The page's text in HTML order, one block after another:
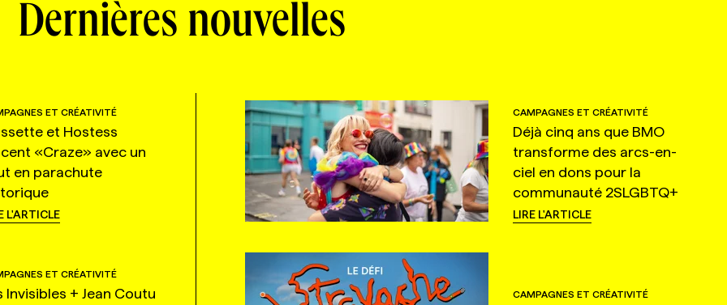
Dernières nouvelles
ET CRÉATIVITÉ
et Hostess
«Craze» avec un
en parachute
L'ARTICLE
CAMPAGNES ET CRÉATIVITÉ
Déjà cinq ans que BMO
transforme des arcs-en-
ciel en dons pour la
communauté 2SLGBTQ+
LIRE L'ARTICLE
ET CRÉATIVITÉ
Invisibles + Jean Coutu
CAMPAGNES ET CRÉATIVITÉ